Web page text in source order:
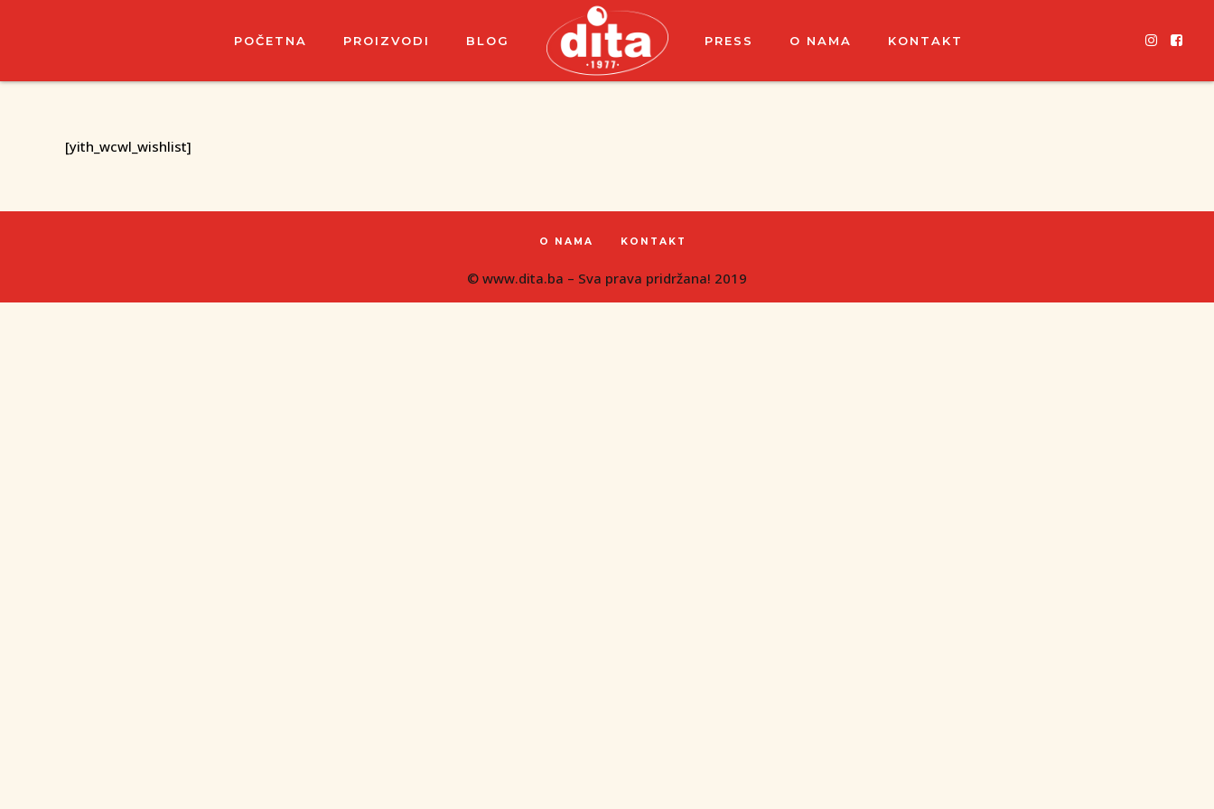
POČETNA PROIZVODI BLOG PRESS O NAMA KONTAKT
[yith_wcwl_wishlist]
O NAMA KONTAKT
© www.dita.ba – Sva prava pridržana! 2019